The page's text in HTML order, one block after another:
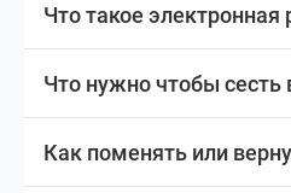
Что такое электронная
Что нужно чтобы сесть
Как поменять или